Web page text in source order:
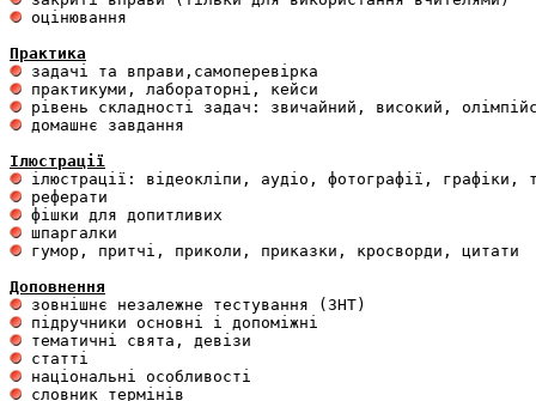
оцінювання
Практика
домашнє завдання
Ілюстрації
гумор, притчі, приколи, приказки, кросворди, цитати
Доповнення